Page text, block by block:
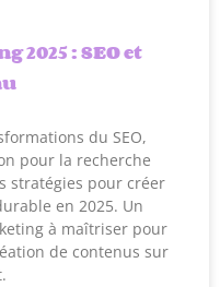
2025 : SEO et
du SEO,
pour la recherche
stratégies pour créer
en 2025. Un
à maîtriser pour
de contenus sur